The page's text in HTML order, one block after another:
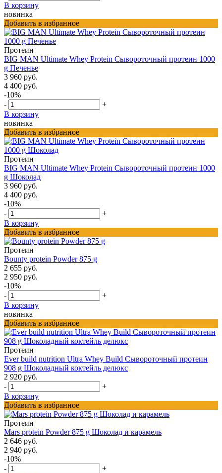
В корзину
новинка
Добавить в избранное
Протеин
BIG MAN Ultimate Whey Protein Сывороточный протеин 1000
g Печенье
3 960 руб.
4 400 руб.
-10%
-
+
В корзину
новинка
Добавить в избранное
Протеин
BIG MAN Ultimate Whey Protein Сывороточный протеин 1000
g Шоколад
3 960 руб.
4 400 руб.
-10%
-
+
В корзину
Добавить в избранное
Протеин
Bounty protein Powder 875 g
2 655 руб.
2 950 руб.
-10%
-
+
В корзину
новинка
Добавить в избранное
Протеин
Ever build nutrition Ultra Whey Build Сывороточный протеин
908 g Шоколадный коктейль делюкс
2 920 руб.
-
+
В корзину
Добавить в избранное
Протеин
Mars protein Powder 875 g Шоколад и карамель
2 646 руб.
2 940 руб.
-10%
-
+